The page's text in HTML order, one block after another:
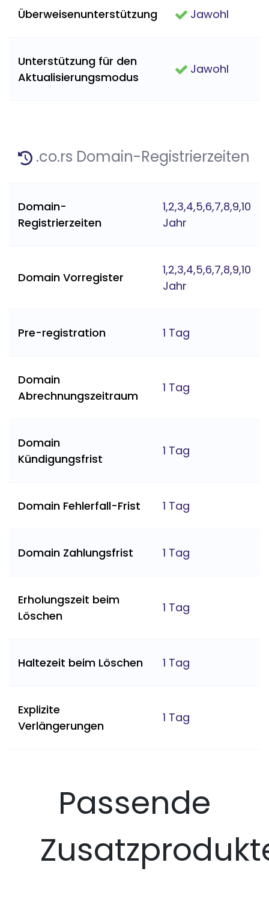
Überweisenunterstützung Jawohl
Unterstützung für den
Aktualisierungsmodus
Jawohl
.co.rs Domain-Registrierzeiten
Domain-
Registrierzeiten
1,2,3,4,5,6,7,8,9,10
Jahr
Domain Vorregister
1,2,3,4,5,6,7,8,9,10
Jahr
Pre-registration 1 Tag
Domain
Abrechnungszeitraum
1 Tag
Domain
Kündigungsfrist
1 Tag
Domain Fehlerfall-Frist 1 Tag
Domain Zahlungsfrist 1 Tag
Erholungszeit beim
Löschen
1 Tag
Haltezeit beim Löschen 1 Tag
Explizite
Verlängerungen
1 Tag
Passende